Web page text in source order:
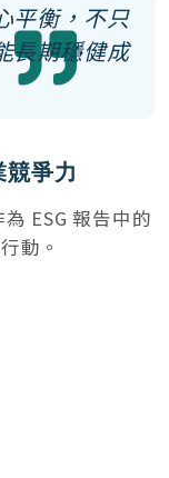
平衡，不只
長期穩健成
競爭力
為 ESG 報告中的
動。